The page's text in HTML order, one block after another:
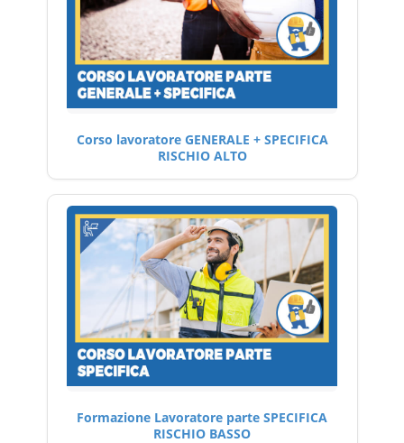
Corso lavoratore GENERALE + SPECIFICA
RISCHIO ALTO
Formazione Lavoratore parte SPECIFICA
RISCHIO BASSO